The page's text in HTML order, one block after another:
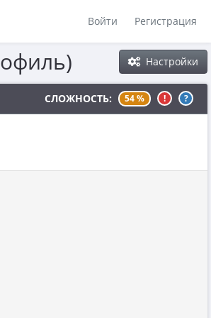
Войти Регистрация
Настройки
СЛОЖНОСТЬ: 54 % ! ?